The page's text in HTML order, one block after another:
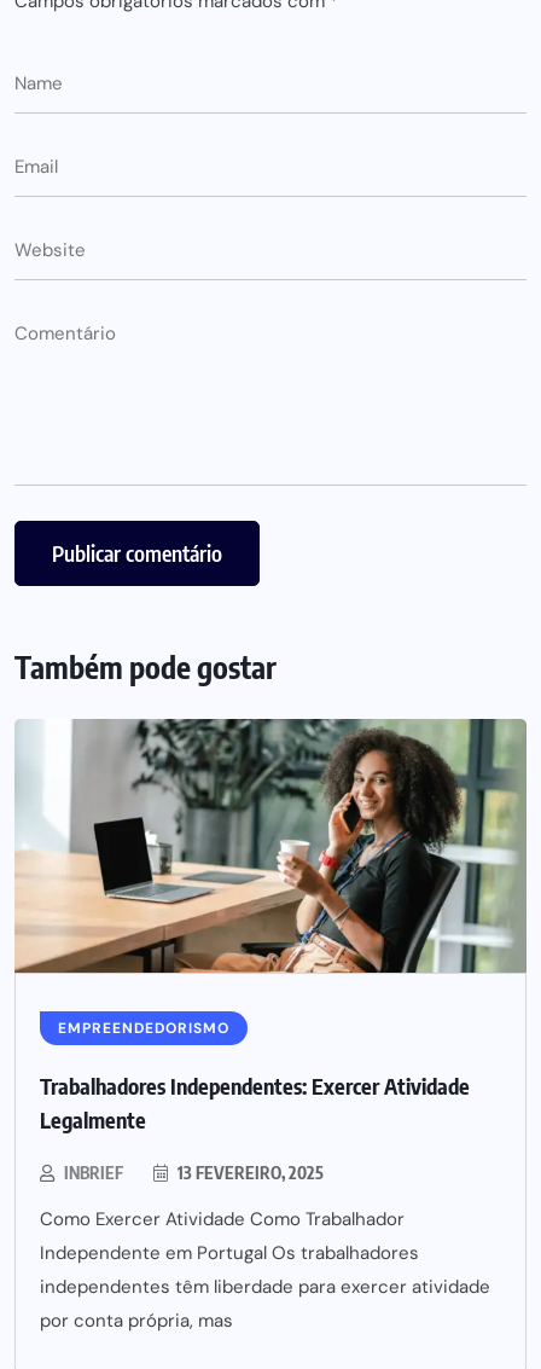
Também pode gostar
EMPREENDEDORISMO
Trabalhadores Independentes: Exercer Atividade
Legalmente
INBRIEF 13 FEVEREIRO, 2025
Como Exercer Atividade Como Trabalhador
Independente em Portugal Os trabalhadores
independentes têm liberdade para exercer atividade
por conta própria, mas